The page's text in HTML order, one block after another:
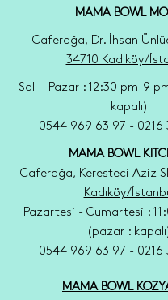
MAMA BOWL
Caferağa, Dr. İhsan
34710 Kadıköy/
Salı - Pazar : 12:30 pm-9
kapalı)
0544 969 63 97 - 0216
MAMA BOWL
Caferağa, Keresteci Aziz
Kadıköy/
Pazartesi - Cumartesi :
(pazar :
0544 969 63 97 - 0216
MAMA BOWL